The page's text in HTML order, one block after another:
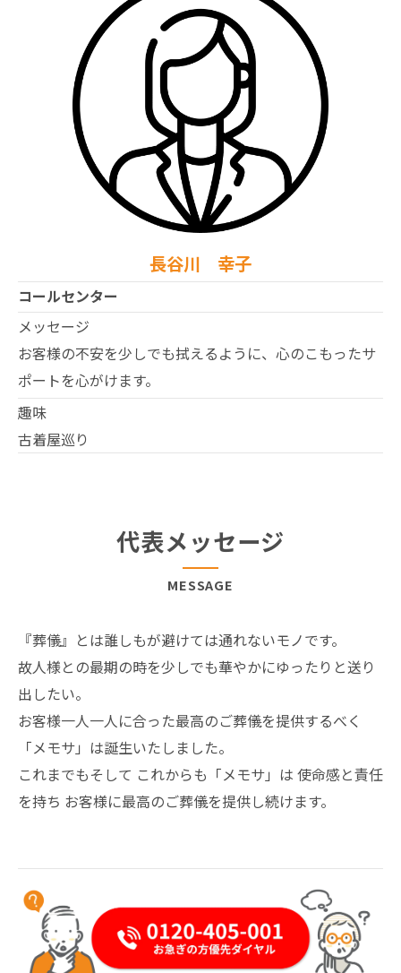
長谷川 幸子
コールセンター
メッセージ
お客様の不安を少しでも拭えるように、心のこもったサ
ポートを心がけます。
趣味
古着屋巡り
代表メッセージ
MESSAGE
『葬儀』とは誰しもが避けては通れないモノです。
故人様との最期の時を少しでも華やかにゆったりと送り
出したい。
お客様一人一人に合った最高のご葬儀を提供するべく
「メモサ」は誕生いたしました。
これまでもそして これからも「メモサ」は 使命感と責任
を持ち お客様に最高のご葬儀を提供し続けます。